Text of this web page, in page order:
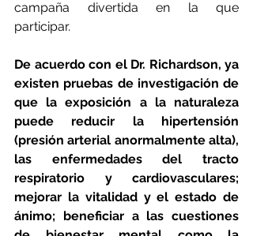
campaña divertida en la que
participar.
De acuerdo con el Dr. Richardson, ya
existen pruebas de investigación de
que la exposición a la naturaleza
puede reducir la hipertensión
(presión arterial anormalmente alta),
las enfermedades del tracto
respiratorio y cardiovasculares;
mejorar la vitalidad y el estado de
ánimo; beneficiar a las cuestiones